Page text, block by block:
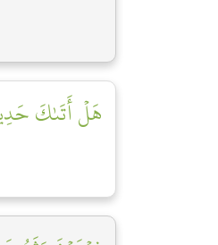
هَلۡ أَتَىٰكَ